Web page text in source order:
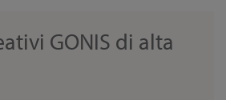
GONIS di alta